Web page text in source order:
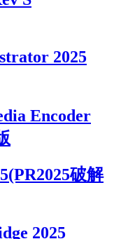
2025
Encoder
破解
2025